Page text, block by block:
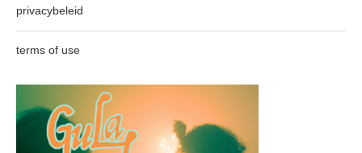
privacybeleid
terms of use